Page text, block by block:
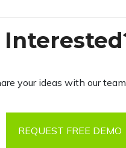
your ideas with our
REQUEST FREE DEMO